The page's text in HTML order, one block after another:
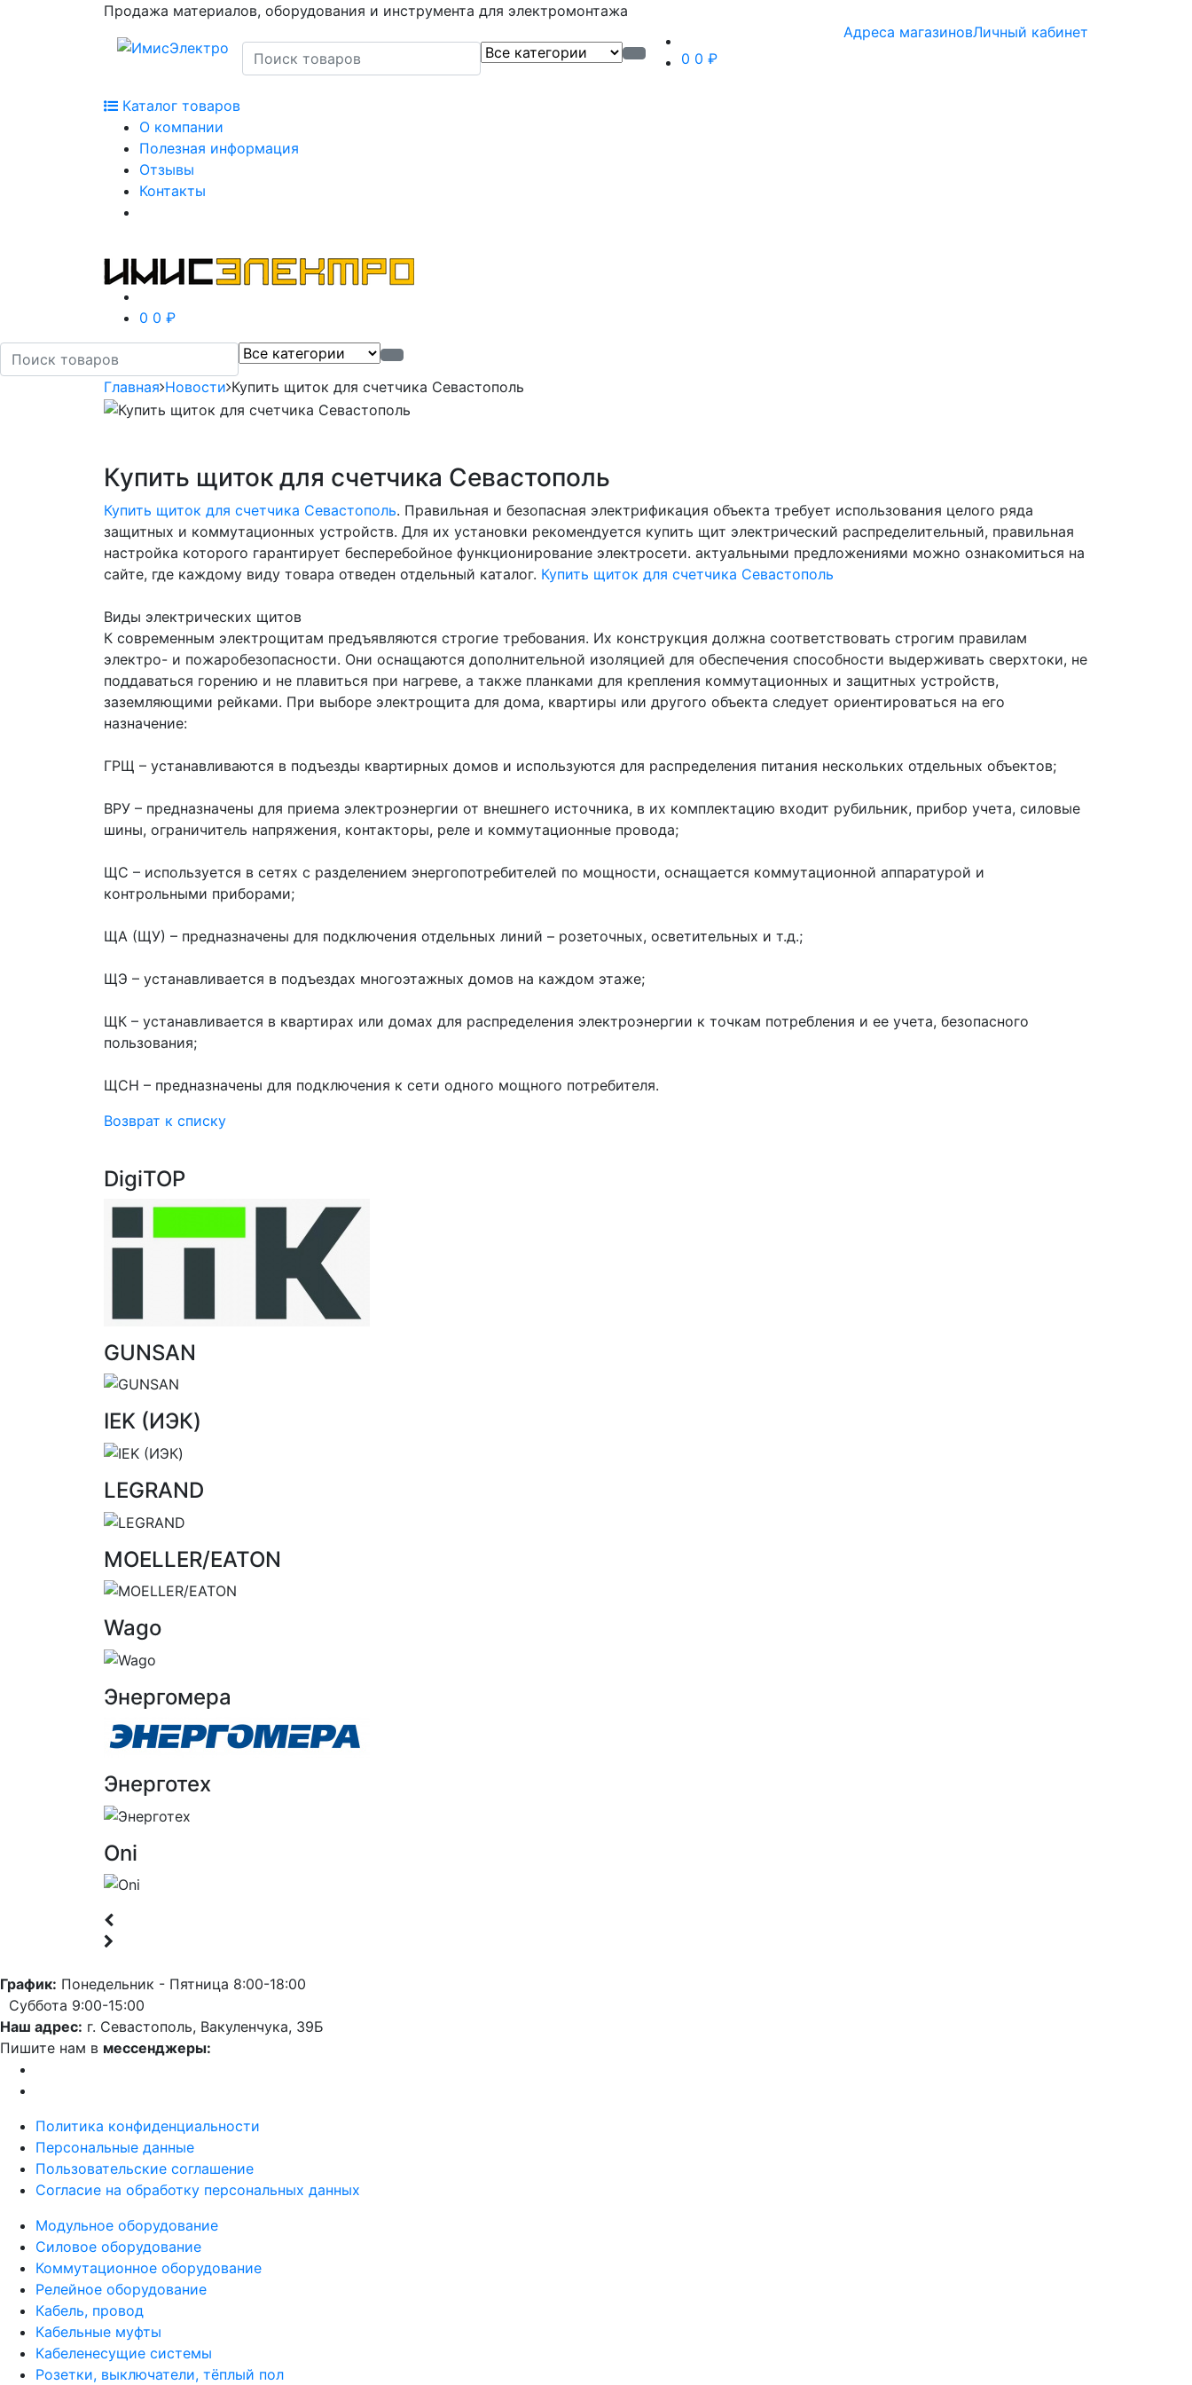
Продажа материалов, оборудования и инструмента для электромонтажа
Адреса магазиновЛичный кабинет
0 0 ₽
Каталог товаров
О компании
Полезная информация
Отзывы
Контакты
0 0 ₽
Главная Новости Купить щиток для счетчика Севастополь
Купить щиток для счетчика Севастополь
Купить щиток для счетчика Севастополь. Правильная и безопасная электрификация объекта требует использования целого ряда
защитных и коммутационных устройств. Для их установки рекомендуется купить щит электрический распределительный, правильная
настройка которого гарантирует бесперебойное функционирование электросети. актуальными предложениями можно ознакомиться на
сайте, где каждому виду товара отведен отдельный каталог. Купить щиток для счетчика Севастополь
Виды электрических щитов
К современным электрощитам предъявляются строгие требования. Их конструкция должна соответствовать строгим правилам
электро- и пожаробезопасности. Они оснащаются дополнительной изоляцией для обеспечения способности выдерживать сверхтоки, не
поддаваться горению и не плавиться при нагреве, а также планками для крепления коммутационных и защитных устройств,
заземляющими рейками. При выборе электрощита для дома, квартиры или другого объекта следует ориентироваться на его
назначение:
ГРЩ – устанавливаются в подъезды квартирных домов и используются для распределения питания нескольких отдельных объектов;
ВРУ – предназначены для приема электроэнергии от внешнего источника, в их комплектацию входит рубильник, прибор учета, силовые
шины, ограничитель напряжения, контакторы, реле и коммутационные провода;
ЩС – используется в сетях с разделением энергопотребителей по мощности, оснащается коммутационной аппаратурой и
контрольными приборами;
ЩА (ЩУ) – предназначены для подключения отдельных линий – розеточных, осветительных и т.д.;
ЩЭ – устанавливается в подъездах многоэтажных домов на каждом этаже;
ЩК – устанавливается в квартирах или домах для распределения электроэнергии к точкам потребления и ее учета, безопасного
пользования;
ЩСН – предназначены для подключения к сети одного мощного потребителя.
Возврат к списку
DigiTOP
GUNSAN
IEK (ИЭК)
LEGRAND
MOELLER/EATON
Wago
Энергомера
Энерготех
Oni
График: Понедельник - Пятница 8:00-18:00
Суббота 9:00-15:00
Наш адрес: г. Севастополь, Вакуленчука, 39Б
Пишите нам в мессенджеры:
Политика конфиденциальности
Персональные данные
Пользовательские соглашение
Согласие на обработку персональных данных
Модульное оборудование
Силовое оборудование
Коммутационное оборудование
Релейное оборудование
Кабель, провод
Кабельные муфты
Кабеленесущие системы
Розетки, выключатели, тёплый пол